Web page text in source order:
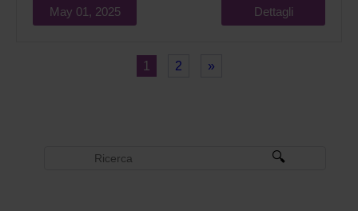
May 01, 2025 Dettagli
1 2 »